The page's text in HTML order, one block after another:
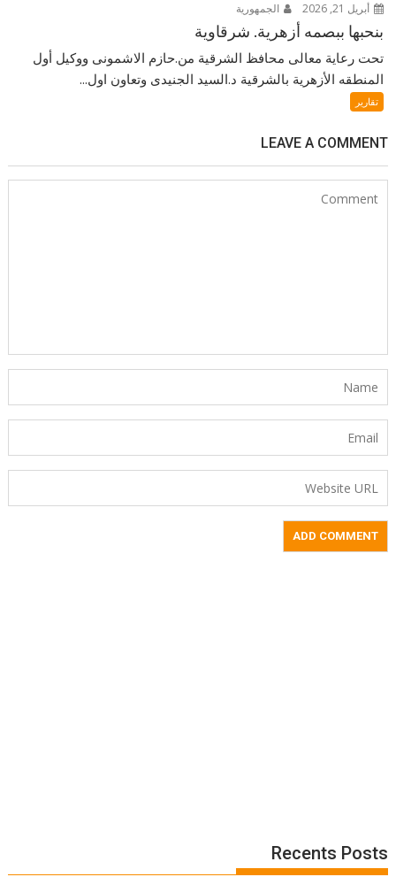
أبريل 21, 2026 الجمهورية
بنحبها ببصمه أزهرية. شرقاوية
تحت رعاية معالى محافظ الشرقية من.حازم الاشمونى ووكيل أول
المنطقه الأزهرية بالشرقية د.السيد الجنيدى وتعاون اول...
تقارير
LEAVE A COMMENT
Recents Posts